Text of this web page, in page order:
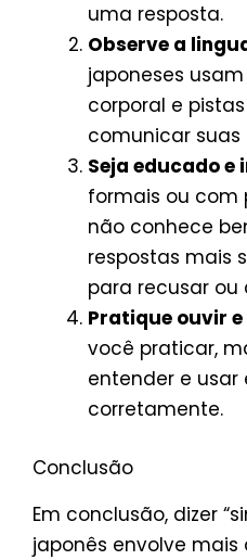
uma resposta.
Observe a
japoneses
corporal e
comunicar suas
Seja educado e
formais ou com
não conhece
respostas mais
para recusar ou
Pratique ouvir
você praticar,
entender e usar
corretamente.
Conclusão
Em conclusão, dizer
japonês envolve